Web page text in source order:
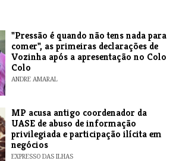
"Pressão é quando não tens nada para
comer", as primeiras declarações de
Vozinha após a apresentação no Colo
Colo
ANDRE AMARAL
MP acusa antigo coordenador da
UASE de abuso de informação
privilegiada e participação ilícita em
negócios
EXPRESSO DAS ILHAS